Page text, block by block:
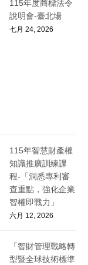
115年度商標法令
說明會-臺北場
七月 24, 2026
115年智慧財產權
知識推廣訓練課
程-「洞悉專利審
查重點，強化企業
智權即戰力」
六月 12, 2026
「智財管理戰略轉
型暨全球技術標準